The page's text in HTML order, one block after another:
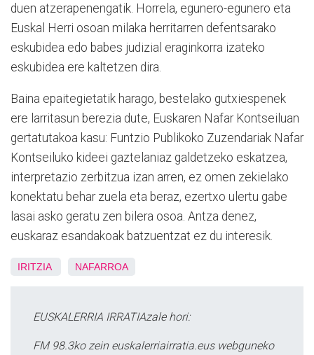
duen atzerapenengatik. Horrela, egunero-egunero eta
Euskal Herri osoan milaka herritarren defentsarako
eskubidea edo babes judizial eraginkorra izateko
eskubidea ere kaltetzen dira.
Baina epaitegietatik harago, bestelako gutxiespenek
ere larritasun berezia dute, Euskaren Nafar Kontseiluan
gertatutakoa kasu: Funtzio Publikoko Zuzendariak Nafar
Kontseiluko kideei gaztelaniaz galdetzeko eskatzea,
interpretazio zerbitzua izan arren, ez omen zekielako
konektatu behar zuela eta beraz, ezertxo ulertu gabe
lasai asko geratu zen bilera osoa. Antza denez,
euskaraz esandakoak batzuentzat ez du interesik.
IRITZIA NAFARROA
EUSKALERRIA IRRATIAzale hori:
FM 98.3ko zein euskalerriairratia.eus webguneko